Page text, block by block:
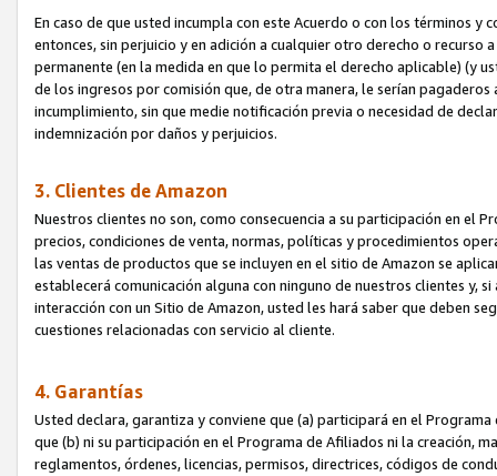
En caso de que usted incumpla con este Acuerdo o con los términos
entonces, sin perjuicio y en adición a cualquier otro derecho o
permanente (en la medida en que lo permita el derecho aplicable) (y
de los ingresos por comisión que, de otra manera, le serían
incumplimiento, sin que medie notificación previa o necesidad de
indemnización por daños y perjuicios.
3. Clientes de Amazon
Nuestros clientes no son, como consecuencia a su participación en el
precios, condiciones de venta, normas, políticas y procedimientos
las ventas de productos que se incluyen en el sitio de Amazon se
establecerá comunicación alguna con ninguno de nuestros clientes y,
interacción con un Sitio de Amazon, usted les hará saber que deben
cuestiones relacionadas con servicio al cliente.
4. Garantías
Usted declara, garantiza y conviene que (a) participará en el
que (b) ni su participación en el Programa de Afiliados ni la creación,
reglamentos, órdenes, licencias, permisos, directrices, códigos de